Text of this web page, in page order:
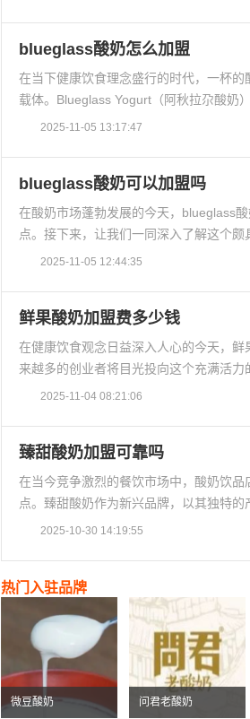
blueglass酸奶怎么加盟
在当下健康饮食理念盛行的时代，一杯
载体。Blueglass Yogurt（阿秋拉尕酸奶
2025-11-05 13:17:47
blueglass酸奶可以加盟吗
在酸奶市场蓬勃发展的今天，blueglass
点。接下来，让我们一同深入了解这个颇
2025-11-05 12:44:35
鲜果酸奶加盟费多少钱
在健康饮食观念日益深入人心的今天，
来越多的创业者将目光投向这个充满活力
2025-11-04 08:21:06
臻甜酸奶加盟可靠吗
在当今竞争激烈的餐饮市场中，酸奶饮
点。臻甜酸奶作为新兴品牌，以其独特的
2025-10-30 14:19:55
热门入驻品牌
微豆酸奶 问君老酸奶